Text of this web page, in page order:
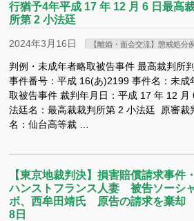
行猶予4年平成 17 年 12 月 6 日最高
所第 2 小法廷
2024年3月16日 【離婚・面会交流】懲戒処分
判例・未成年者略取被告事件 最高裁判所
事件番号：平成 16(あ)2199 事件名：未成
取被告事件 裁判年月日：平成 17 年 12 月
法廷名：最高裁裁判所第 2 小法廷 原審裁
名：仙台高等裁 …
【東京地裁判決】損害賠償請求事件
ハンストフランス人妻 被告ソーシ
ボ、西牟田靖氏 原告の請求を棄却
8日